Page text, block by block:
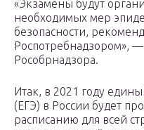
«Экзамены будут
необходимых мер
безопасности,
Роспотребнадзором»,
Рособрнадзора.
Итак, в 2021 году
(ЕГЭ) в России будет
расписанию для всей